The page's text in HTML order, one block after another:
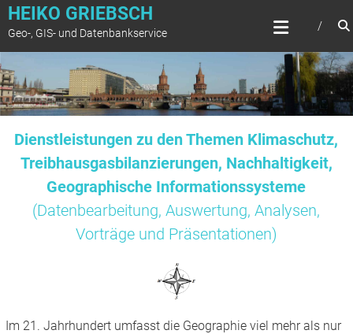
Zum
springen
HEIKO GRIEBSCH
Geo-, GIS- und Datenbankservice
Dienstleistungen zu den Themen Klimaschutz,
Treibhausgasbilanzierungen, Nachhaltigkeit,
Geographische Informationssysteme
(Datenbearbeitung, Auswertung, Analysen,
Vorträge und Präsentationen)
Im 21. Jahrhundert umfasst die Geographie viel mehr als nur